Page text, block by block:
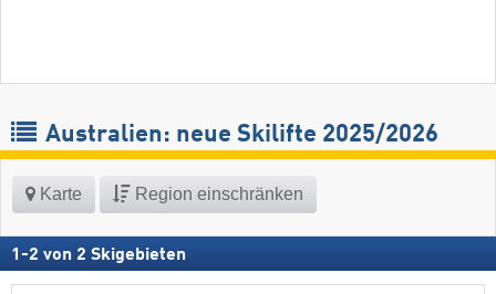
Australien: neue Skilifte 2025/2026
Karte Region einschränken
1 -2 von 2 Skigebieten